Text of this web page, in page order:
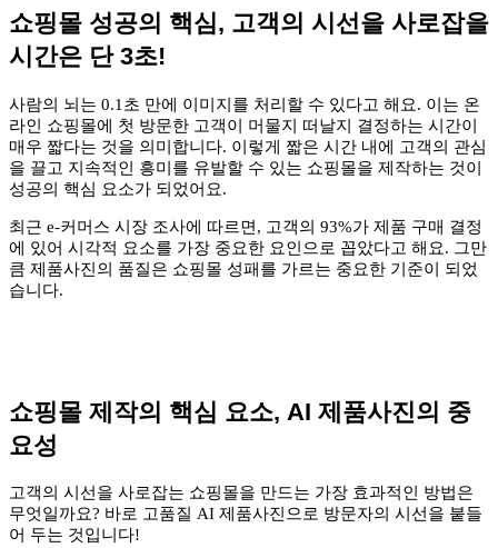
쇼핑몰 성공의 핵심, 고객의 시선을 사로잡을
시간은 단 3초!
사람의 뇌는 0.1초 만에 이미지를 처리할 수 있다고 해요. 이는 온
라인 쇼핑몰에 첫 방문한 고객이 머물지 떠날지 결정하는 시간이
매우 짧다는 것을 의미합니다. 이렇게 짧은 시간 내에 고객의 관심
을 끌고 지속적인 흥미를 유발할 수 있는 쇼핑몰을 제작하는 것이
성공의 핵심 요소가 되었어요.
최근 e-커머스 시장 조사에 따르면, 고객의 93%가 제품 구매 결정
에 있어 시각적 요소를 가장 중요한 요인으로 꼽았다고 해요. 그만
큼 제품사진의 품질은 쇼핑몰 성패를 가르는 중요한 기준이 되었
습니다.
쇼핑몰 제작의 핵심 요소, AI 제품사진의 중
요성
고객의 시선을 사로잡는 쇼핑몰을 만드는 가장 효과적인 방법은
무엇일까요? 바로 고품질 AI 제품사진으로 방문자의 시선을 붙들
어 두는 것입니다!